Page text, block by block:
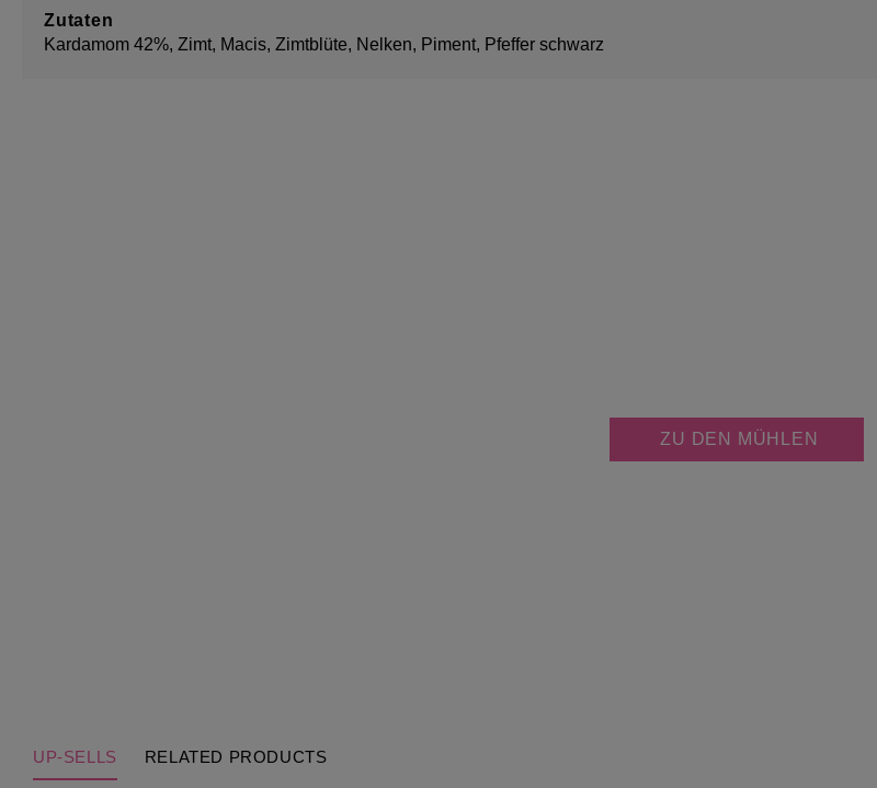
Zutaten
Kardamom 42%, Zimt, Macis, Zimtblüte, Nelken, Piment, Pfeffer schwarz
ZU DEN MÜHLEN
UP-SELLS RELATED PRODUCTS